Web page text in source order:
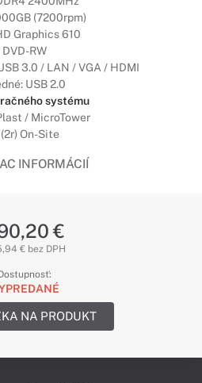
(7200rpm)
Graphics 610
DVD-RW
3.0 / LAN / VGA / HDMI
USB 2.0
systému
/ MicroTower
(2r) On-Site
INFORMÁCIÍ
€
€ bez DPH
NA PRODUKT